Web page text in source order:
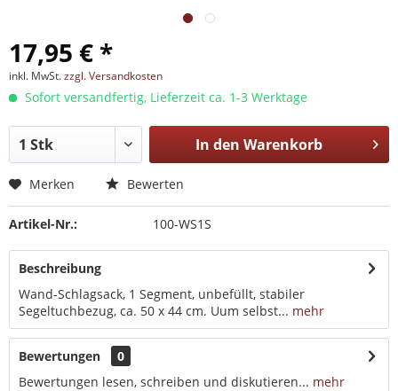
17,95 € *
inkl. MwSt.zzgl. Versandkosten
Sofort versandfertig, Lieferzeit ca. 1-3 Werktage
In den Warenkorb
Merken Bewerten
Artikel-Nr.: 100-WS1S
Beschreibung
Wand-Schlagsack, 1 Segment, unbefüllt, stabiler
Segeltuchbezug, ca. 50 x 44 cm. Uum selbst... mehr
Bewertungen
0
Bewertungen lesen, schreiben und diskutieren... mehr